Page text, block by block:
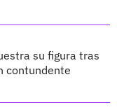
su figura tras
contundente